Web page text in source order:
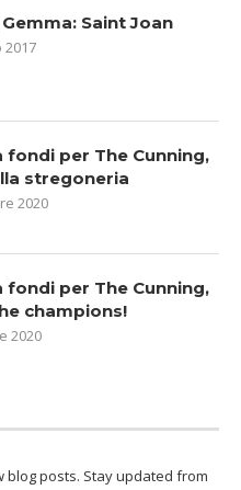
Saint Joan
2017
fondi per The Cunning,
stregoneria
2020
fondi per The Cunning,
champions!
2020
blog posts. Stay updated from